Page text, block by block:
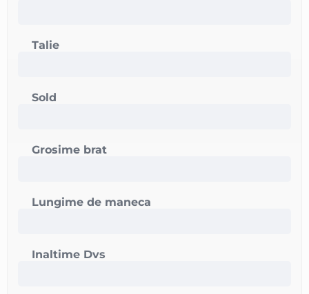
Talie
Sold
Grosime brat
Lungime de maneca
Inaltime Dvs